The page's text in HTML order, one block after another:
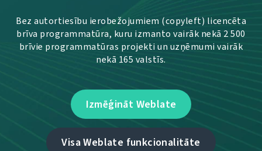
Bez autortiesību ierobežojumiem (copyleft) licencēta
brīva programmatūra, kuru izmanto vairāk nekā 2 500
brīvie programmatūras projekti un uzņēmumi vairāk
nekā 165 valstīs.
Izmēģināt Weblate
Visa Weblate funkcionalitāte